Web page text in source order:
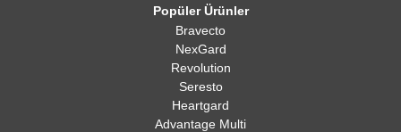
Popüler Ürünler
Bravecto
NexGard
Revolution
Seresto
Heartgard
Advantage Multi